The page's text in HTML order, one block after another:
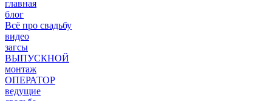
главная
блог
Всё про свадьбу
видео
загсы
ВЫПУСКНОЙ
монтаж
ОПЕРАТОР
ведущие